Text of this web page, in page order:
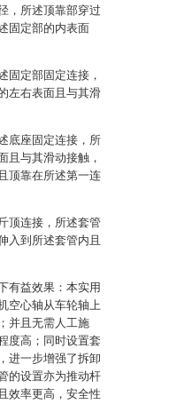
，所述顶靠部穿过
固定部的内表面
固定部固定连接，
左右表面且与其滑
底座固定连接，所
且与其滑动接触，
顶靠在所述第一连
顶连接，所述套管
入到所述套管内且
有益效果：本实用
空心轴从车轮轴上
并且无需人工施
度高；同时设置套
进一步增强了拆卸
的设置亦为推动杆
效率更高，安全性